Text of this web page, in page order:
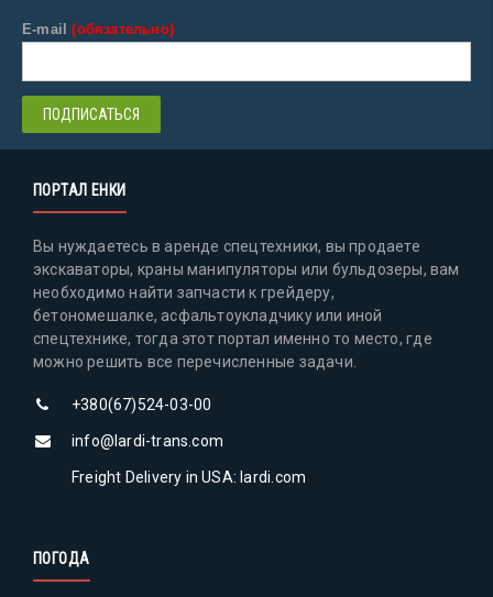
E-mail(обязательно)
ПОРТАЛ ЕНКИ
Вы нуждаетесь в аренде спецтехники, вы продаете
экскаваторы, краны манипуляторы или бульдозеры, вам
необходимо найти запчасти к грейдеру,
бетономешалке, асфальтоукладчику или иной
спецтехнике, тогда этот портал именно то место, где
можно решить все перечисленные задачи.
+380(67)524-03-00
info@lardi-trans.com
Freight Delivery in USA: lardi.com
ПОГОДА